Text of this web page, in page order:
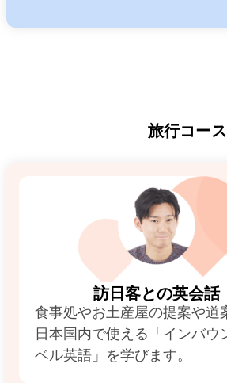
旅行コース
訪日客との英会話
食事処やお土産屋の提案や道
日本国内で使える「インバウ
ベル英語」を学びます。